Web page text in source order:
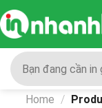
Skip
to
content
Search
for:
Home /